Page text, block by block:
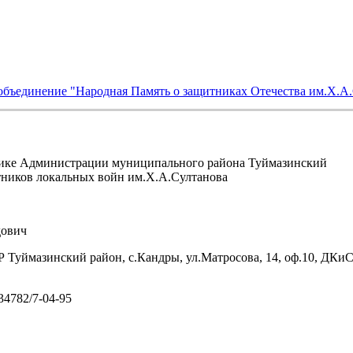
"Народная Память о защитниках Отечества
Администрации муниципального района Туймазинский
локальных войн им.Х.А.Султанова
Туймазинский район, с.Кандры, ул.Матросова, 14, оф.10, ДКиС
7-04-95